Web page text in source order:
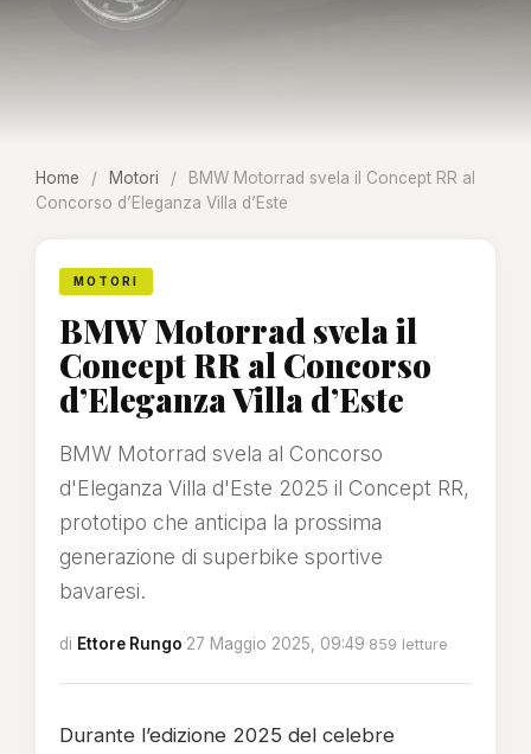
Home / Motori /
BMW Motorrad svela il Concept RR al
Concorso d’Eleganza Villa d’Este
MOTORI
BMW Motorrad svela il
Concept RR al Concorso
d’Eleganza Villa d’Este
BMW Motorrad svela al Concorso
d'Eleganza Villa d'Este 2025 il Concept RR,
prototipo che anticipa la prossima
generazione di superbike sportive
bavaresi.
di Ettore Rungo·27 Maggio 2025, 09:49·859 letture
Durante l’edizione 2025 del celebre